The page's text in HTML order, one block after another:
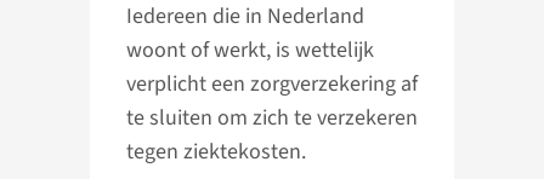
Iedereen die in Nederland
woont of werkt, is wettelijk
verplicht een zorgverzekering af
te sluiten om zich te verzekeren
tegen ziektekosten.